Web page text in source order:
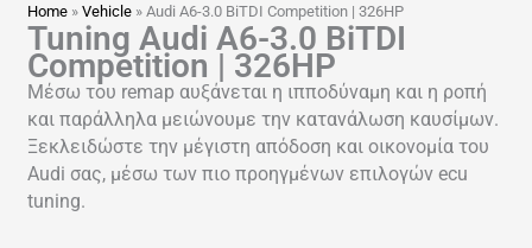
Home »Vehicle »Audi A6-3.0 BiTDI Competition | 326HP
Tuning Audi A6-3.0 BiTDI
Competition | 326HP
Μέσω του remap αυξάνεται η ιπποδύναμη και η ροπή
και παράλληλα μειώνουμε την κατανάλωση καυσίμων.
Ξεκλειδώστε την μέγιστη απόδοση και οικονομία του
Audi σας, μέσω των πιο προηγμένων επιλογών ecu
tuning.